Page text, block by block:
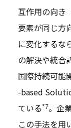
互作用の向き
要素が同じ方
に変化するな
の解決や統合
国際持続可能
-based
ている*7。企
この手法を用